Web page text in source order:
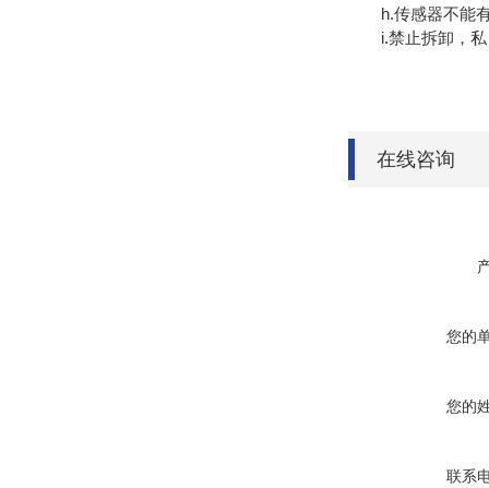
h.传感器不能有
i.禁止拆卸，私
在线咨询
您的
您的
联系